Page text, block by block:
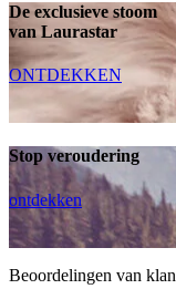
De exclusieve stoom
van Laurastar
ONTDEKKEN
Stop veroudering
ontdekken
Beoordelingen van